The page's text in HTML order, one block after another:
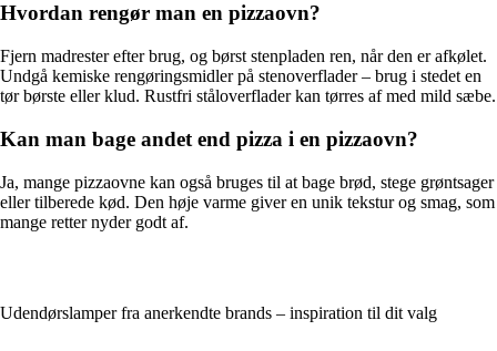
Hvordan rengør man en pizzaovn?
Fjern madrester efter brug, og børst stenpladen ren, når den er afkølet.
Undgå kemiske rengøringsmidler på stenoverflader – brug i stedet en
tør børste eller klud. Rustfri ståloverflader kan tørres af med mild sæbe.
Kan man bage andet end pizza i en pizzaovn?
Ja, mange pizzaovne kan også bruges til at bage brød, stege grøntsager
eller tilberede kød. Den høje varme giver en unik tekstur og smag, som
mange retter nyder godt af.
Udendørslamper fra anerkendte brands – inspiration til dit valg